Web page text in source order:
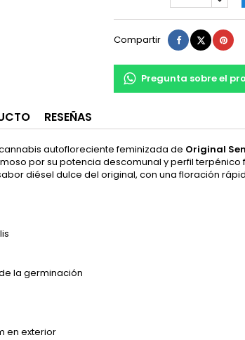
Compartir Compartir
Tuitear
Pregunta sobre el
RESEÑAS
autofloreciente feminizada de Original
por su potencia descomunal y perfil terpénico
diésel dulce del original, con una floración
la germinación
en exterior